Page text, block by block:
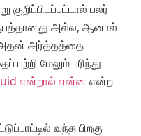
பலர்
அல்ல, ஆனால்
அதன் அர்த்தத்தை
மேலும் புரிந்து
fluid என்றால் என்ன என்ற
வந்த பிறகு